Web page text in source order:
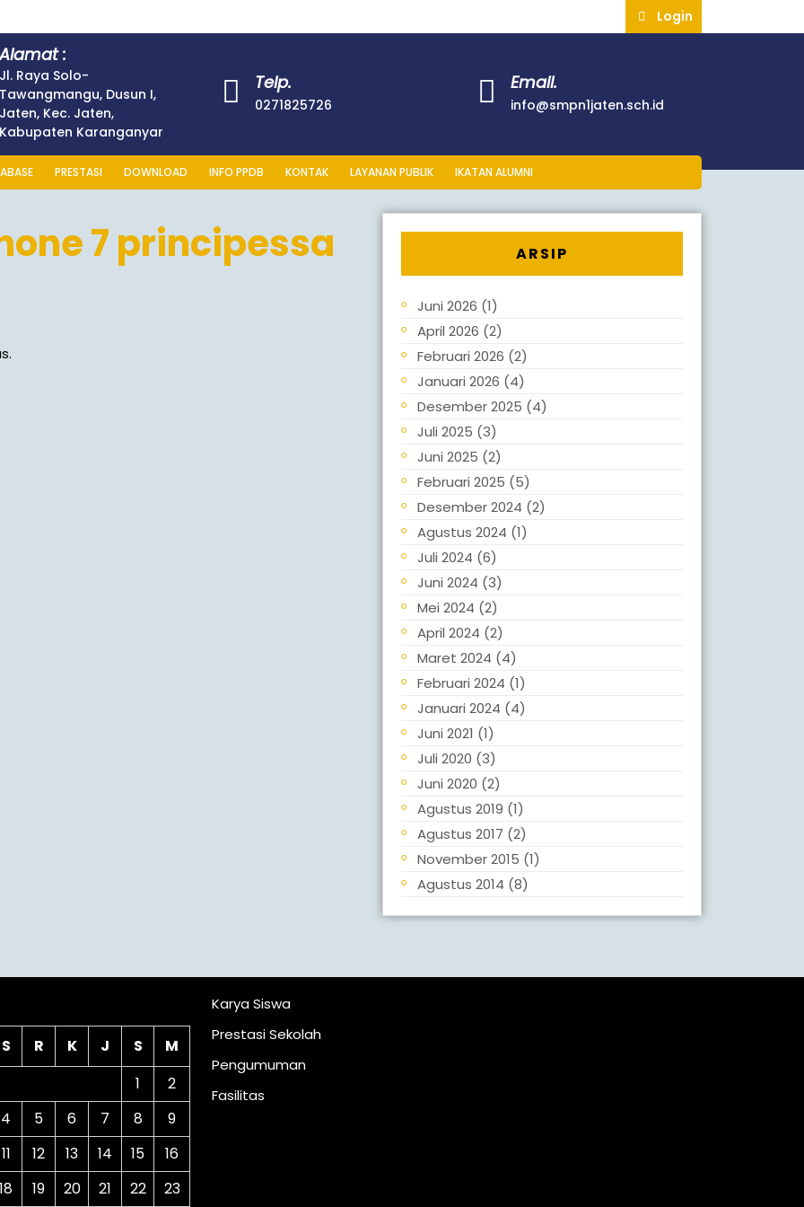
Login
:
Jl. Raya Solo-
Tawangmangu, Dusun I,
Jaten, Kec. Jaten,
Kabupaten Karanganyar
Telp.
0271825726
Email.
info@smpn1jaten.sch.id
PRESTASI DOWNLOAD INFO PPDB KONTAK LAYANAN PUBLIK IKATAN ALUMNI
7 principessa ARSIP
Juni 2026 (1)
April 2026 (2)
Februari 2026 (2)
Januari 2026 (4)
Desember 2025 (4)
Juli 2025 (3)
Juni 2025 (2)
Februari 2025 (5)
Desember 2024 (2)
Agustus 2024 (1)
Juli 2024 (6)
Juni 2024 (3)
Mei 2024 (2)
April 2024 (2)
Maret 2024 (4)
Februari 2024 (1)
Januari 2024 (4)
Juni 2021 (1)
Juli 2020 (3)
Juni 2020 (2)
Agustus 2019 (1)
Agustus 2017 (2)
November 2015 (1)
Agustus 2014 (8)
S R K J S
M
1
2
4 5 6 7 8
9
11 12 13 14 15
16
18 19 20 21 22 23
Karya Siswa
Prestasi Sekolah
Pengumuman
Fasilitas